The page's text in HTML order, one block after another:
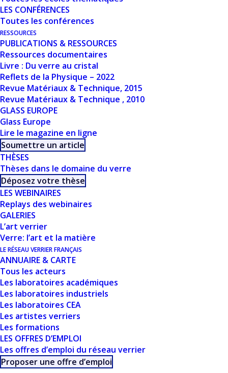
LES CONFÉRENCES
Toutes les conférences
RESSOURCES
PUBLICATIONS & RESSOURCES
Ressources documentaires
Livre : Du verre au cristal
Reflets de la Physique – 2022
Revue Matériaux & Technique, 2015
Revue Matériaux & Technique , 2010
GLASS EUROPE
Glass Europe
Lire le magazine en ligne
Soumettre un article
THÈSES
Thèses dans le domaine du verre
Déposez votre thèse
LES WEBINAIRES
Replays des webinaires
GALERIES
L’art verrier
Verre: l’art et la matière
LE RÉSEAU VERRIER FRANÇAIS
ANNUAIRE & CARTE
Tous les acteurs
Les laboratoires académiques
Les laboratoires industriels
Les laboratoires CEA
Les artistes verriers
Les formations
LES OFFRES D’EMPLOI
Les offres d’emploi du réseau verrier
Proposer une offre d’emploi
MÉCANISMES
D'ALTÉRATION
PAR L'EAU DES
VERRES
BOROSILICATÉS
ET
ALUMINOSILICATÉS
- G. GENESTE
CE DOCUMENT FAIT
PARTIE D'UN
ENSEMBLE DE
RESSOURCES
PROPOSÉES SUR